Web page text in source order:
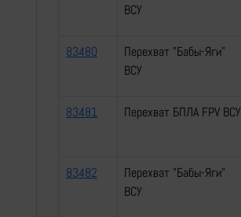
ВСУ
83480
Перехват "Бабы-Яги"
ВСУ
83481 Перехват БПЛА FPV ВСУ
83482
Перехват "Бабы-Яги"
ВСУ